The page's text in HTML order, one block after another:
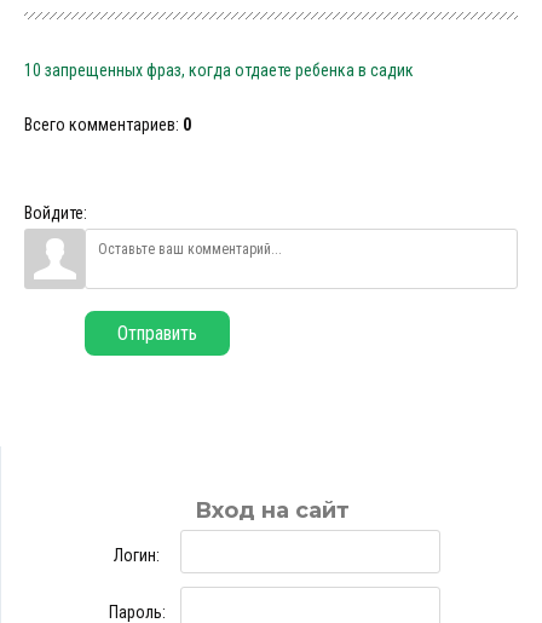
10 запрещенных фраз, когда отдаете ребенка в садик
Всего комментариев: 0
Войдите:
Отправить
Вход на сайт
Логин:
Пароль: